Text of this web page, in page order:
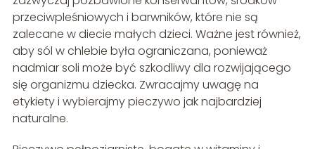
przeciwpleśniowych i barwników, które nie są
zalecane w diecie małych dzieci. Ważne jest również,
aby sól w chlebie była ograniczana, ponieważ
nadmiar soli może być szkodliwy dla rozwijającego
się organizmu dziecka. Zwracajmy uwagę na
etykiety i wybierajmy pieczywo jak najbardziej
naturalne.